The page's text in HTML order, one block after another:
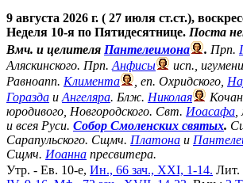
9 августа 2026 г. ( 27 июля ст.ст.),
Неделя 10-я по Пятидесятнице. Поста
Вмч. и целителя Пантелеимона . Прп.
Аляскинского. Прп. Анфисы
исп.,
Равноапп. Климента , еп. Охридского,
Горазда и Ангеляра. Блж. Николая
юродивого, Новгородского. Свт. Иоасафа
и всея Руси. Собор Смоленских святых.
Сарапульского. Сщмч. Платона и
Сщмч. Иоанна пресвитера.
Утр. - Ев. 10-е, Ин., 66 зач., XXI, 1-14. Лит.